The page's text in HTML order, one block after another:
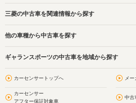
三菱の中古車を関連情報から探す
他の車種から中古車を探す
ギャランスポーツの中古車を地域から探す
カーセンサートップへ メ
カーセンサー
アフター保証対象車
中古